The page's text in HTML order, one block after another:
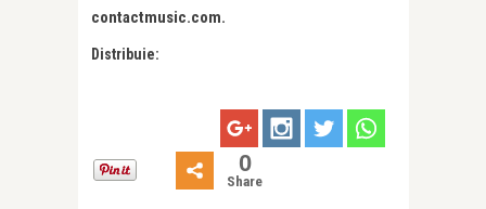
contactmusic.com.
Distribuie:
0
Share